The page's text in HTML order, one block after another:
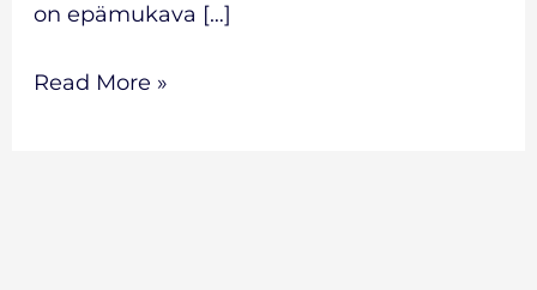
on epämukava […]
Read More »